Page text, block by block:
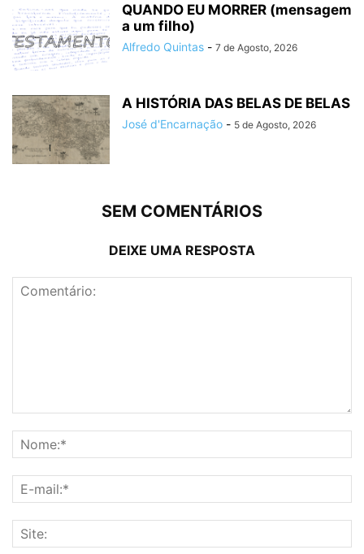
QUANDO EU MORRER (mensagem
a um filho)
Alfredo Quintas - 7 de Agosto, 2026
A HISTÓRIA DAS BELAS DE BELAS
José d'Encarnação - 5 de Agosto, 2026
SEM COMENTÁRIOS
DEIXE UMA RESPOSTA